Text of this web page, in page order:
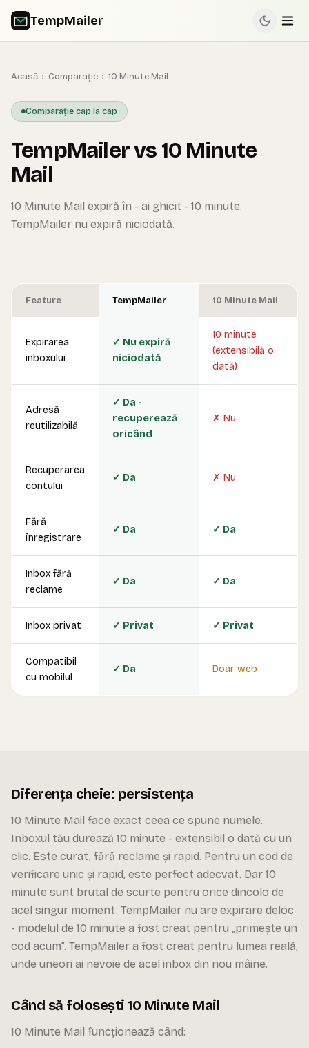
TempMailer
Acasă › Comparație › 10 Minute Mail
Comparație cap la cap
TempMailer vs 10 Minute
Mail
10 Minute Mail expiră în - ai ghicit - 10 minute.
TempMailer nu expiră niciodată.
Feature TempMailer 10 Minute Mail
Expirarea
inboxului
✓ Nu expiră
niciodată
10 minute
(extensibilă o
dată)
Adresă
reutilizabilă
✓ Da -
recuperează
oricând
✗ Nu
Recuperarea
contului
✓ Da ✗ Nu
Fără
înregistrare
✓ Da ✓ Da
Inbox fără
reclame
✓ Da ✓ Da
Inbox privat ✓ Privat ✓ Privat
Compatibil
cu mobilul
✓ Da Doar web
Diferența cheie: persistența
10 Minute Mail face exact ceea ce spune numele.
Inboxul tău durează 10 minute - extensibil o dată cu un
clic. Este curat, fără reclame și rapid. Pentru un cod de
verificare unic și rapid, este perfect adecvat. Dar 10
minute sunt brutal de scurte pentru orice dincolo de
acel singur moment. TempMailer nu are expirare deloc
- modelul de 10 minute a fost creat pentru „primește un
cod acum”. TempMailer a fost creat pentru lumea reală,
unde uneori ai nevoie de acel inbox din nou mâine.
Când să folosești 10 Minute Mail
10 Minute Mail funcționează când: